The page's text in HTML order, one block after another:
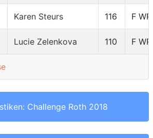
Karen Steurs 116 F
Lucie Zelenkova 110 F
Challenge Roth 2018